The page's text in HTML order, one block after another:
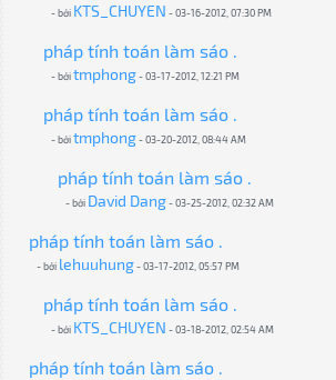
- bởi KTS_CHUYEN - 03-16-2012, 07:30 PM
pháp tính toán làm sáo .
- bởitmphong- 03-17-2012, 12:21 PM
pháp tính toán làm sáo .
- bởitmphong- 03-20-2012, 08:44 AM
pháp tính toán làm sáo .
- bởi David Dang- 03-25-2012, 02:32 AM
pháp tính toán làm sáo .
- bởi lehuuhung- 03-17-2012, 05:57 PM
pháp tính toán làm sáo .
- bởi KTS_CHUYEN - 03-18-2012, 02:54 AM
pháp tính toán làm sáo .